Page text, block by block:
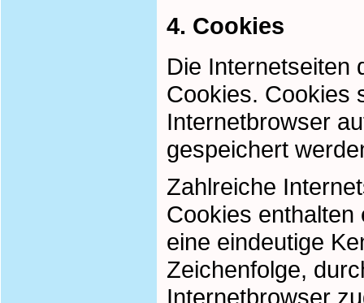
4. Cookies
Die Internetseiten
Cookies. Cookies
Internetbrowser
gespeichert
Zahlreiche
Cookies
eine eindeutige
Zeichenfolge,
Internetbrowser